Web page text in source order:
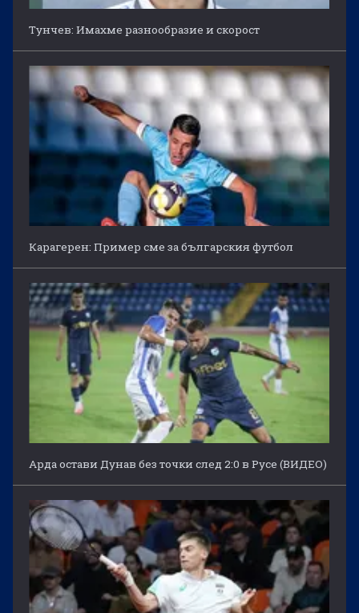
Тунчев: Имахме разнообразие и скорост
Карагерен: Пример сме за българския футбол
Арда остави Дунав без точки след 2:0 в Русе (ВИДЕО)